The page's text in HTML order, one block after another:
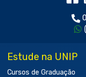
Estude na UNIP
Cursos de Graduação